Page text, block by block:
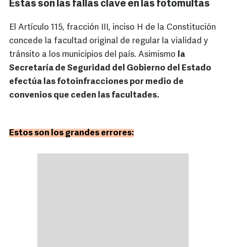
Estas son las fallas clave en las fotomultas
El Artículo 115, fracción III, inciso H de la Constitución
concede la facultad original de regular la vialidad y
tránsito a los municipios del país. Asimismo la
Secretaría de Seguridad del Gobierno del Estado
efectúa las fotoinfracciones por medio de
convenios que ceden las facultades.
Estos son los grandes errores: